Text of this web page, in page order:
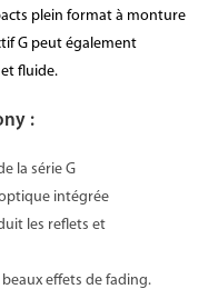
plein format à monture
G peut également
fluide.
:
la série G
intégrée
les reflets et
effets de fading.